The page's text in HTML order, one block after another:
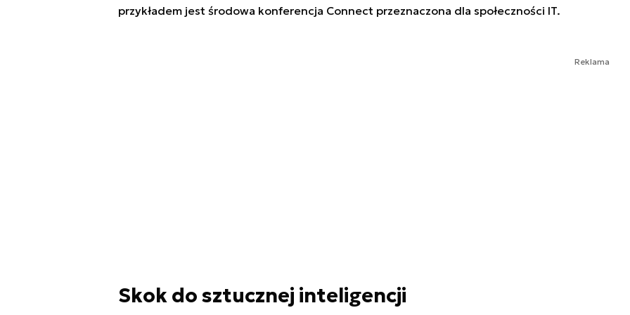
przykładem jest środowa konferencja Connect przeznaczona dla społeczności IT.
Reklama
Skok do sztucznej inteligencji